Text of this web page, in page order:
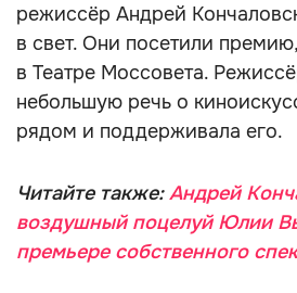
Ранее Юлия Высоцкая и её
режиссёр Андрей
в свет. Они посетили
в Театре Моссовета.
небольшую речь о
Читайте также:Андрей
воздушный поцелуй Юлии